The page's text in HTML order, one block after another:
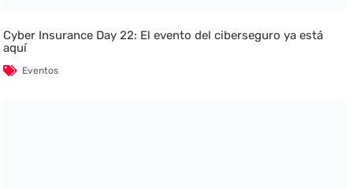
Cyber Insurance Day 22: El evento del ciberseguro ya está
aquí
Eventos